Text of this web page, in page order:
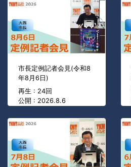
市長定例記者会見(令和8
年8月6日)
再生 : 24回
公開 : 2026.8.6